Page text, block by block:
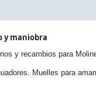
y maniobra
y recambios para
Muelles para